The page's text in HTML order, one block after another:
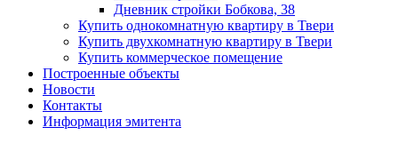
Дневник стройки Бобкова, 38
Купить однокомнатную квартиру в Твери
Купить двухкомнатную квартиру в Твери
Купить коммерческое помещение
Построенные объекты
Новости
Контакты
Информация эмитента